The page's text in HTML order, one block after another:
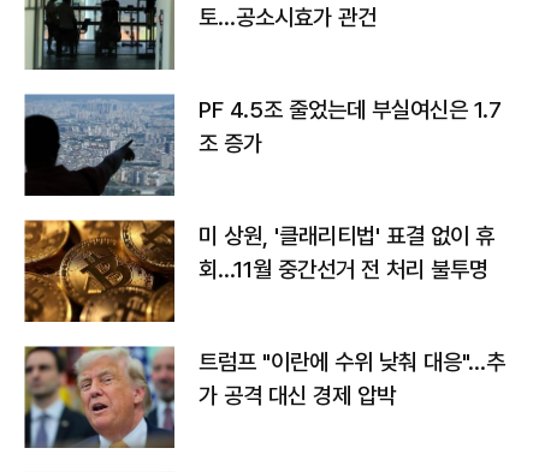
토…공소시효가 관건
PF 4.5조 줄었는데 부실여신은 1.7
조 증가
미 상원, '클래리티법' 표결 없이 휴
회…11월 중간선거 전 처리 불투명
트럼프 "이란에 수위 낮춰 대응"…추
가 공격 대신 경제 압박